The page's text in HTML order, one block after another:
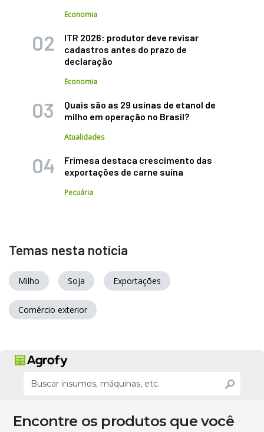
Economia
ITR 2026: produtor deve revisar
cadastros antes do prazo de
declaração
Economia
Quais são as 29 usinas de etanol de
milho em operação no Brasil?
Atualidades
Frimesa destaca crescimento das
exportações de carne suína
Pecuária
Temas nesta notícia
Milho Soja Exportações
Comércio exterior
Encontre os produtos que você